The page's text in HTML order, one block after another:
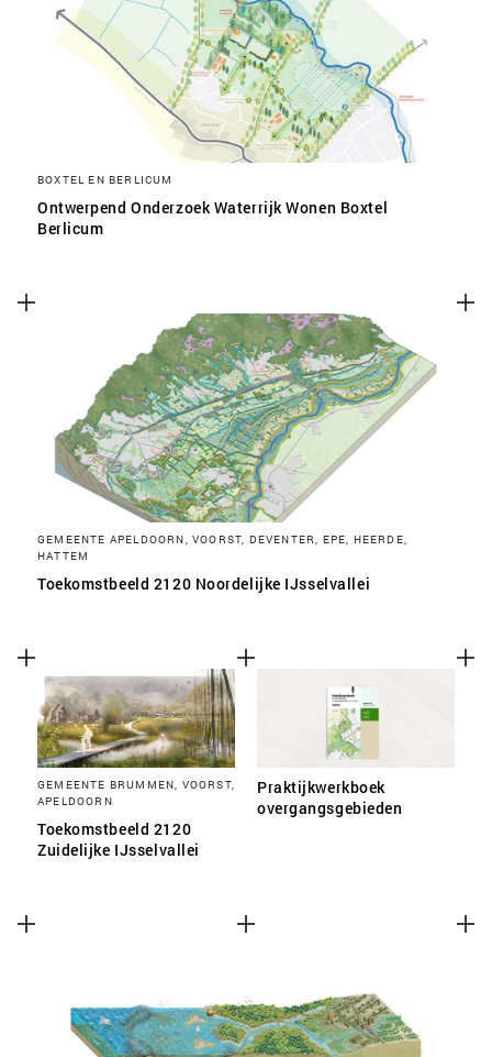
BOXTEL EN BERLICUM
Ontwerpend Onderzoek Waterrijk Wonen Boxtel
Berlicum
GEMEENTE APELDOORN, VOORST, DEVENTER, EPE, HEERDE,
HATTEM
Toekomstbeeld 2120 Noordelijke IJsselvallei
GEMEENTE BRUMMEN, VOORST,
APELDOORN
Toekomstbeeld 2120
Zuidelijke IJsselvallei
Praktijkwerkboek
overgangsgebieden
SLA VOORKEUREN OP